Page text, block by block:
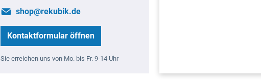
shop@rekubik.de
Kontaktformular öffnen
Sie erreichen uns von Mo. bis Fr. 9-14 Uhr